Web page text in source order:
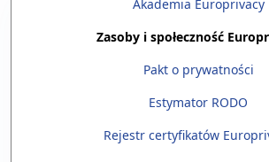
Akademia Europrivacy
Zasoby i społeczność
Pakt o prywatności
Estymator RODO
Rejestr certyfikatów